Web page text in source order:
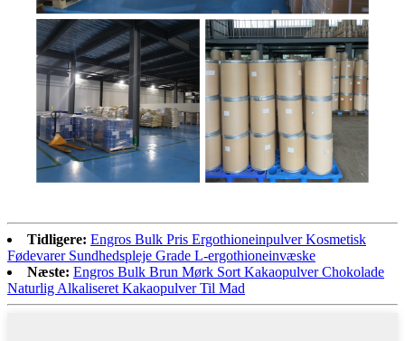
Tidligere: Engros Bulk Pris Ergothioneinpulver Kosmetisk
Fødevarer Sundhedspleje Grade L-ergothioneinvæske
Næste: Engros Bulk Brun Mørk Sort Kakaopulver Chokolade
Naturlig Alkaliseret Kakaopulver Til Mad